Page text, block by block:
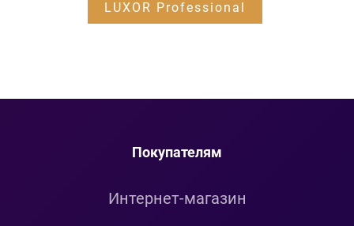
LUXOR Professional
Покупателям
Интернет-магазин